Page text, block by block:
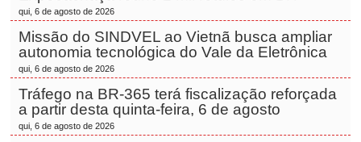
qui, 6 de agosto de 2026
Missão do SINDVEL ao Vietnã busca ampliar
autonomia tecnológica do Vale da Eletrônica
qui, 6 de agosto de 2026
Tráfego na BR-365 terá fiscalização reforçada
a partir desta quinta-feira, 6 de agosto
qui, 6 de agosto de 2026